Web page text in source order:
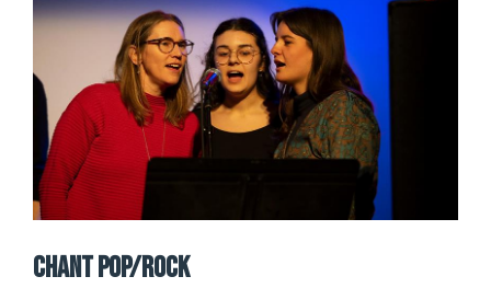
Chant Pop/Rock